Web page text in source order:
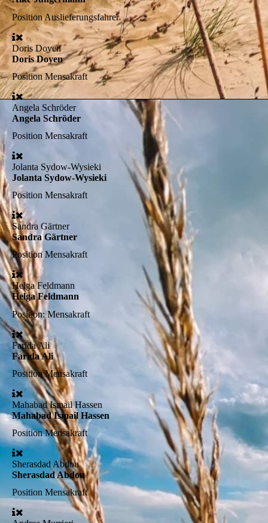
PositionAuslieferungsfahrer
Doris Doyen
Doris Doyen
Position Mensakraft
Angela Schröder
Angela Schröder
Position Mensakraft
Jolanta Sydow-Wysieki
Jolanta Sydow-Wysieki
Position Mensakraft
Sandra Gärtner
Sandra Gärtner
PositionMensakraft
Helga Feldmann
Helga Feldmann
Position:Mensakraft
Farida Ali
Farida Ali
PositionMensakraft
Mahabad Ismail Hassen
Mahabad Ismail Hassen
PositionMensakraft
Sherasdad Abdou
Sherasdad Abdou
Position Mensakraft